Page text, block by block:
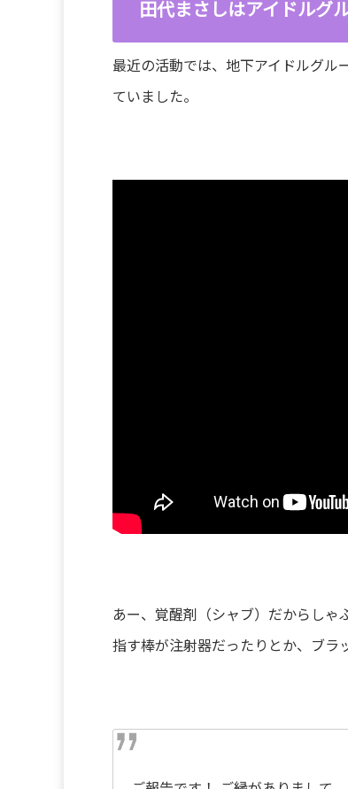
田代まさしはアイドルグ
最近の活動では、地下アイドルグル
ていました。
あー、覚醒剤（シャブ）だからしゃ
指す棒が注射器だったりとか、ブラ